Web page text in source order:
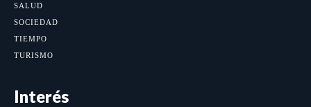
SALUD
SOCIEDAD
TIEMPO
TURISMO
Interés